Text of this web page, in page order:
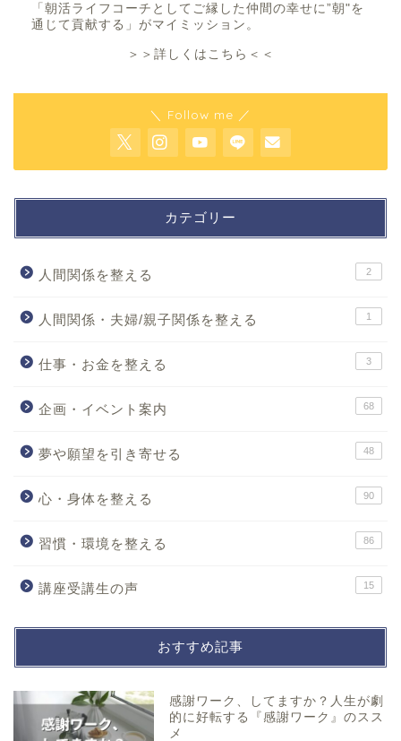
「朝活ライフコーチとしてご縁した仲間の幸せに”朝"を
通じて貢献する」がマイミッション。
＞＞詳しくはこちら＜＜
＼ Follow me ／
カテゴリー
人間関係を整える 2
人間関係・夫婦/親子関係を整える 1
仕事・お金を整える 3
企画・イベント案内 68
夢や願望を引き寄せる 48
心・身体を整える 90
習慣・環境を整える 86
講座受講生の声 15
おすすめ記事
感謝ワーク、してますか？人生が劇
的に好転する『感謝ワーク』のスス
メ